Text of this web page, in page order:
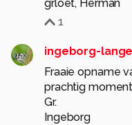
grloet, Herman
1
ingeborg-
Fraaie opname
prachtig
Gr.
Ingeborg